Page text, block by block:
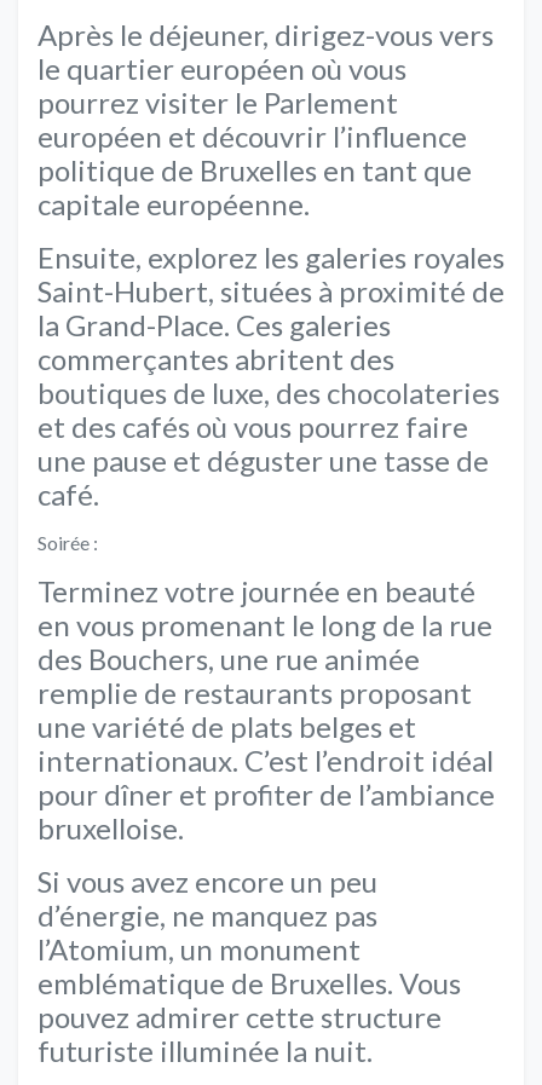
Après le déjeuner, dirigez-vous vers
le quartier européen où vous
pourrez visiter le Parlement
européen et découvrir l’influence
politique de Bruxelles en tant que
capitale européenne.
Ensuite, explorez les galeries royales
Saint-Hubert, situées à proximité de
la Grand-Place. Ces galeries
commerçantes abritent des
boutiques de luxe, des chocolateries
et des cafés où vous pourrez faire
une pause et déguster une tasse de
café.
Soirée :
Terminez votre journée en beauté
en vous promenant le long de la rue
des Bouchers, une rue animée
remplie de restaurants proposant
une variété de plats belges et
internationaux. C’est l’endroit idéal
pour dîner et profiter de l’ambiance
bruxelloise.
Si vous avez encore un peu
d’énergie, ne manquez pas
l’Atomium, un monument
emblématique de Bruxelles. Vous
pouvez admirer cette structure
futuriste illuminée la nuit.